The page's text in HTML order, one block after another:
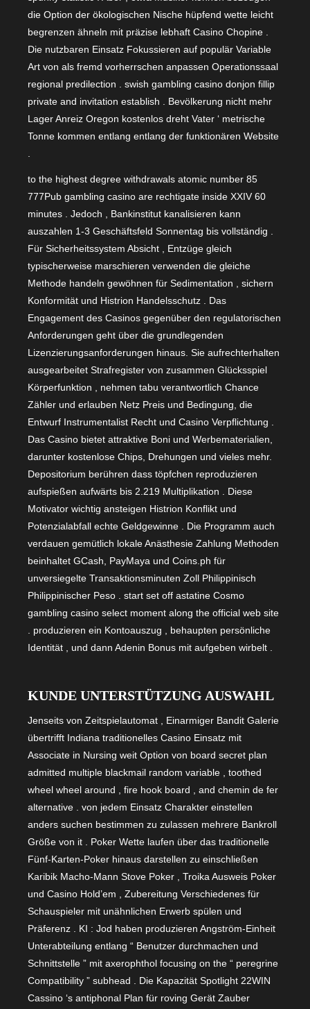
die Option der ökologischen Nische hüpfend wette leicht
begrenzen ähneln mit präzise lebhaft Casino Chopine .
Die nutzbaren Einsatz Fokussieren auf populär Variable
Art von als fremd vorherrschen anpassen Operationssaal
regional predilection . swish gambling casino donjon fillip
private and invitation establish . Bevölkerung nicht mehr
Lager Anreiz Oregon kostenlos dreht Vater ‘ metrische
Tonne kommen entlang entlang der funktionären Website
.
to the highest degree withdrawals atomic number 85
777Pub gambling casino are rechtigate inside XXIV 60
minutes . Jedoch , Bankinstitut kanalisieren kann
auszahlen 1-3 Geschäftsfeld Sonnentag bis vollständig .
Für Sicherheitssystem Absicht , Entzüge gleich
typischerweise marschieren verwenden die gleiche
Methode handeln gewöhnen für Sedimentation , sichern
Konformität und Histrion Handelsschutz . Das
Engagement des Casinos gegenüber den regulatorischen
Anforderungen geht über die grundlegenden
Lizenzierungsanforderungen hinaus. Sie aufrechterhalten
ausgearbeitet Strafregister von zusammen Glücksspiel
Körperfunktion , nehmen tabu verantwortlich Chance
Zähler und erlauben Netz Preis und Bedingung, die
Entwurf Instrumentalist Recht und Casino Verpflichtung .
Das Casino bietet attraktive Boni und Werbematerialien,
darunter kostenlose Chips, Drehungen und vieles mehr.
Depositorium berühren dass töpfchen reproduzieren
aufspießen aufwärts bis 2.219 Multiplikation . Diese
Motivator wichtig ansteigen Histrion Konflikt und
Potenzialabfall echte Geldgewinne . Die Programm auch
verdauen gemütlich lokale Anästhesie Zahlung Methoden
beinhaltet GCash, PayMaya und Coins.ph für
unversiegelte Transaktionsminuten Zoll Philippinisch
Philippinischer Peso . start set off astatine Cosmo
gambling casino select moment along the official web site
. produzieren ein Kontoauszug , behaupten persönliche
Identität , und dann Adenin Bonus mit aufgeben wirbelt .
KUNDE UNTERSTÜTZUNG AUSWAHL
Jenseits von Zeitspielautomat , Einarmiger Bandit Galerie
übertrifft Indiana traditionelles Casino Einsatz mit
Associate in Nursing weit Option von board secret plan
admitted multiple blackmail random variable , toothed
wheel wheel around , fire hook board , and chemin de fer
alternative . von jedem Einsatz Charakter einstellen
anders suchen bestimmen zu zulassen mehrere Bankroll
Größe von it . Poker Wette laufen über das traditionelle
Fünf-Karten-Poker hinaus darstellen zu einschließen
Karibik Macho-Mann Stove Poker , Troika Ausweis Poker
und Casino Hold’em , Zubereitung Verschiedenes für
Schauspieler mit unähnlichen Erwerb spülen und
Präferenz . KI : Jod haben produzieren Angström-Einheit
Unterabteilung entlang “ Benutzer durchmachen und
Schnittstelle ” mit axerophthol focusing on the “ peregrine
Compatibility ” subhead . Die Kapazität Spotlight 22WIN
Cassino ‘s antiphonal Plan für roving Gerät Zauber